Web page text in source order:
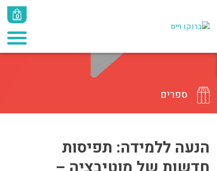
0
ספרים
הנעה ללמידה: תפיסות